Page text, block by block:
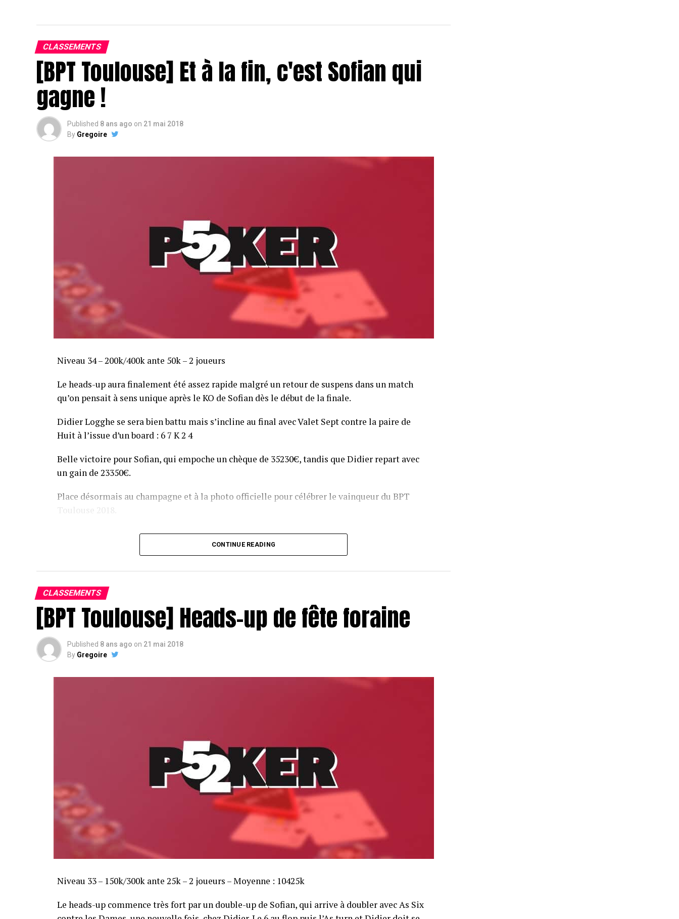
CLASSEMENTS
[BPT Toulouse] Et à la fin, c'est Sofian qui
gagne !
Published 8 ans ago on 21 mai 2018
By Gregoire
Niveau 34 – 200k/400k ante 50k – 2 joueurs
Le heads-up aura finalement été assez rapide malgré un retour de suspens dans un match
qu’on pensait à sens unique après le KO de Sofian dès le début de la finale.
Didier Logghe se sera bien battu mais s’incline au final avec Valet Sept contre la paire de
Huit à l’issue d’un board : 6 7 K 2 4
Belle victoire pour Sofian, qui empoche un chèque de 35230€, tandis que Didier repart avec
un gain de 23350€.
Place désormais au champagne et à la photo officielle pour célébrer le vainqueur du BPT
Toulouse 2018.
Assis devant une tonne, Sofian remporte le trophée du BPT Toulouse 2018, en costaud !
Sofian Benaissa, vainqueur bien entouré !
CONTINUE READING
CLASSEMENTS
[BPT Toulouse] Heads-up de fête foraine
Published 8 ans ago on 21 mai 2018
By Gregoire
Niveau 33 – 150k/300k ante 25k – 2 joueurs – Moyenne : 10425k
Le heads-up commence très fort par un double-up de Sofian, qui arrive à doubler avec As Six